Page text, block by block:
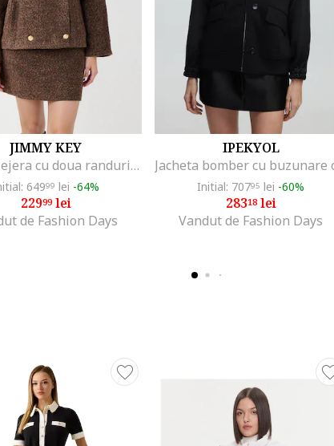
JIMMY KEY
Jacheta lejera cu doua randuri de nasturi, Maro melange
64999 lei -64%
22999lei
de Fashion Days
IPEKYOL
Initial: 70795 lei -60%
28318lei
Vandut de Fashion Days